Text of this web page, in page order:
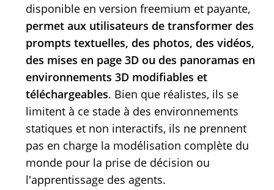
disponible en version freemium et payante,
permet aux utilisateurs de transformer des
prompts textuelles, des photos, des vidéos,
des mises en page 3D ou des panoramas en
environnements 3D modifiables et
téléchargeables. Bien que réalistes, ils se
limitent à ce stade à des environnements
statiques et non interactifs, ils ne prennent
pas en charge la modélisation complète du
monde pour la prise de décision ou
l'apprentissage des agents.